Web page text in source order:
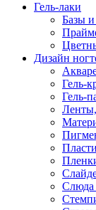
Гель-лаки
Базы
Дизайн
Гель-
Гель-
Ленты,
Слюда